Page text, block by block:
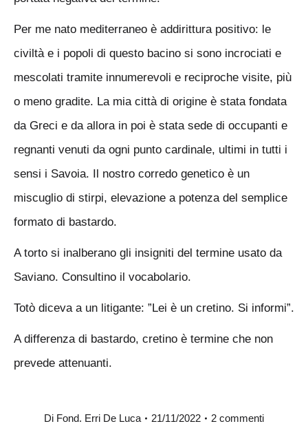
Per me nato mediterraneo è addirittura positivo: le
civiltà e i popoli di questo bacino si sono incrociati e
mescolati tramite innumerevoli e reciproche visite, più
o meno gradite. La mia città di origine è stata fondata
da Greci e da allora in poi è stata sede di occupanti e
regnanti venuti da ogni punto cardinale, ultimi in tutti i
sensi i Savoia. Il nostro corredo genetico è un
miscuglio di stirpi, elevazione a potenza del semplice
formato di bastardo.
A torto si inalberano gli insigniti del termine usato da
Saviano. Consultino il vocabolario.
Totò diceva a un litigante: ”Lei è un cretino. Si informi”.
A differenza di bastardo, cretino è termine che non
prevede attenuanti.
Di Fond. Erri De Luca 21/11/2022 2 commenti